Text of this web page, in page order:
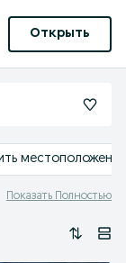
Открыть
местоположение
Показать Полностью